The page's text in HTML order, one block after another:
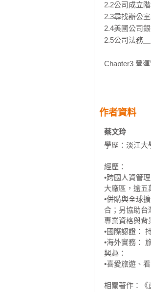
2.2公司成立
2.3尋找辦公
2.4美國公司
2.5公司法務
Chapter3 營
Chapter 4 關
4.1跨國搬家
4.3水電瓦斯（
4.4傢俱
4.5美國買房
4.6美國賣房
Chapter 5美
5.1申請免試
5.2美國道路
5.3德州主要
5.5汽車維修
作者資料
蔡文玲
學歷：淡江大
經歷：
•跨國人資管
大廠區，逾五
•併購與全球
合；另協助台
專業資格與背
•國際認證：
•海外實務：
興趣：
•喜愛旅遊、
相關著作：《